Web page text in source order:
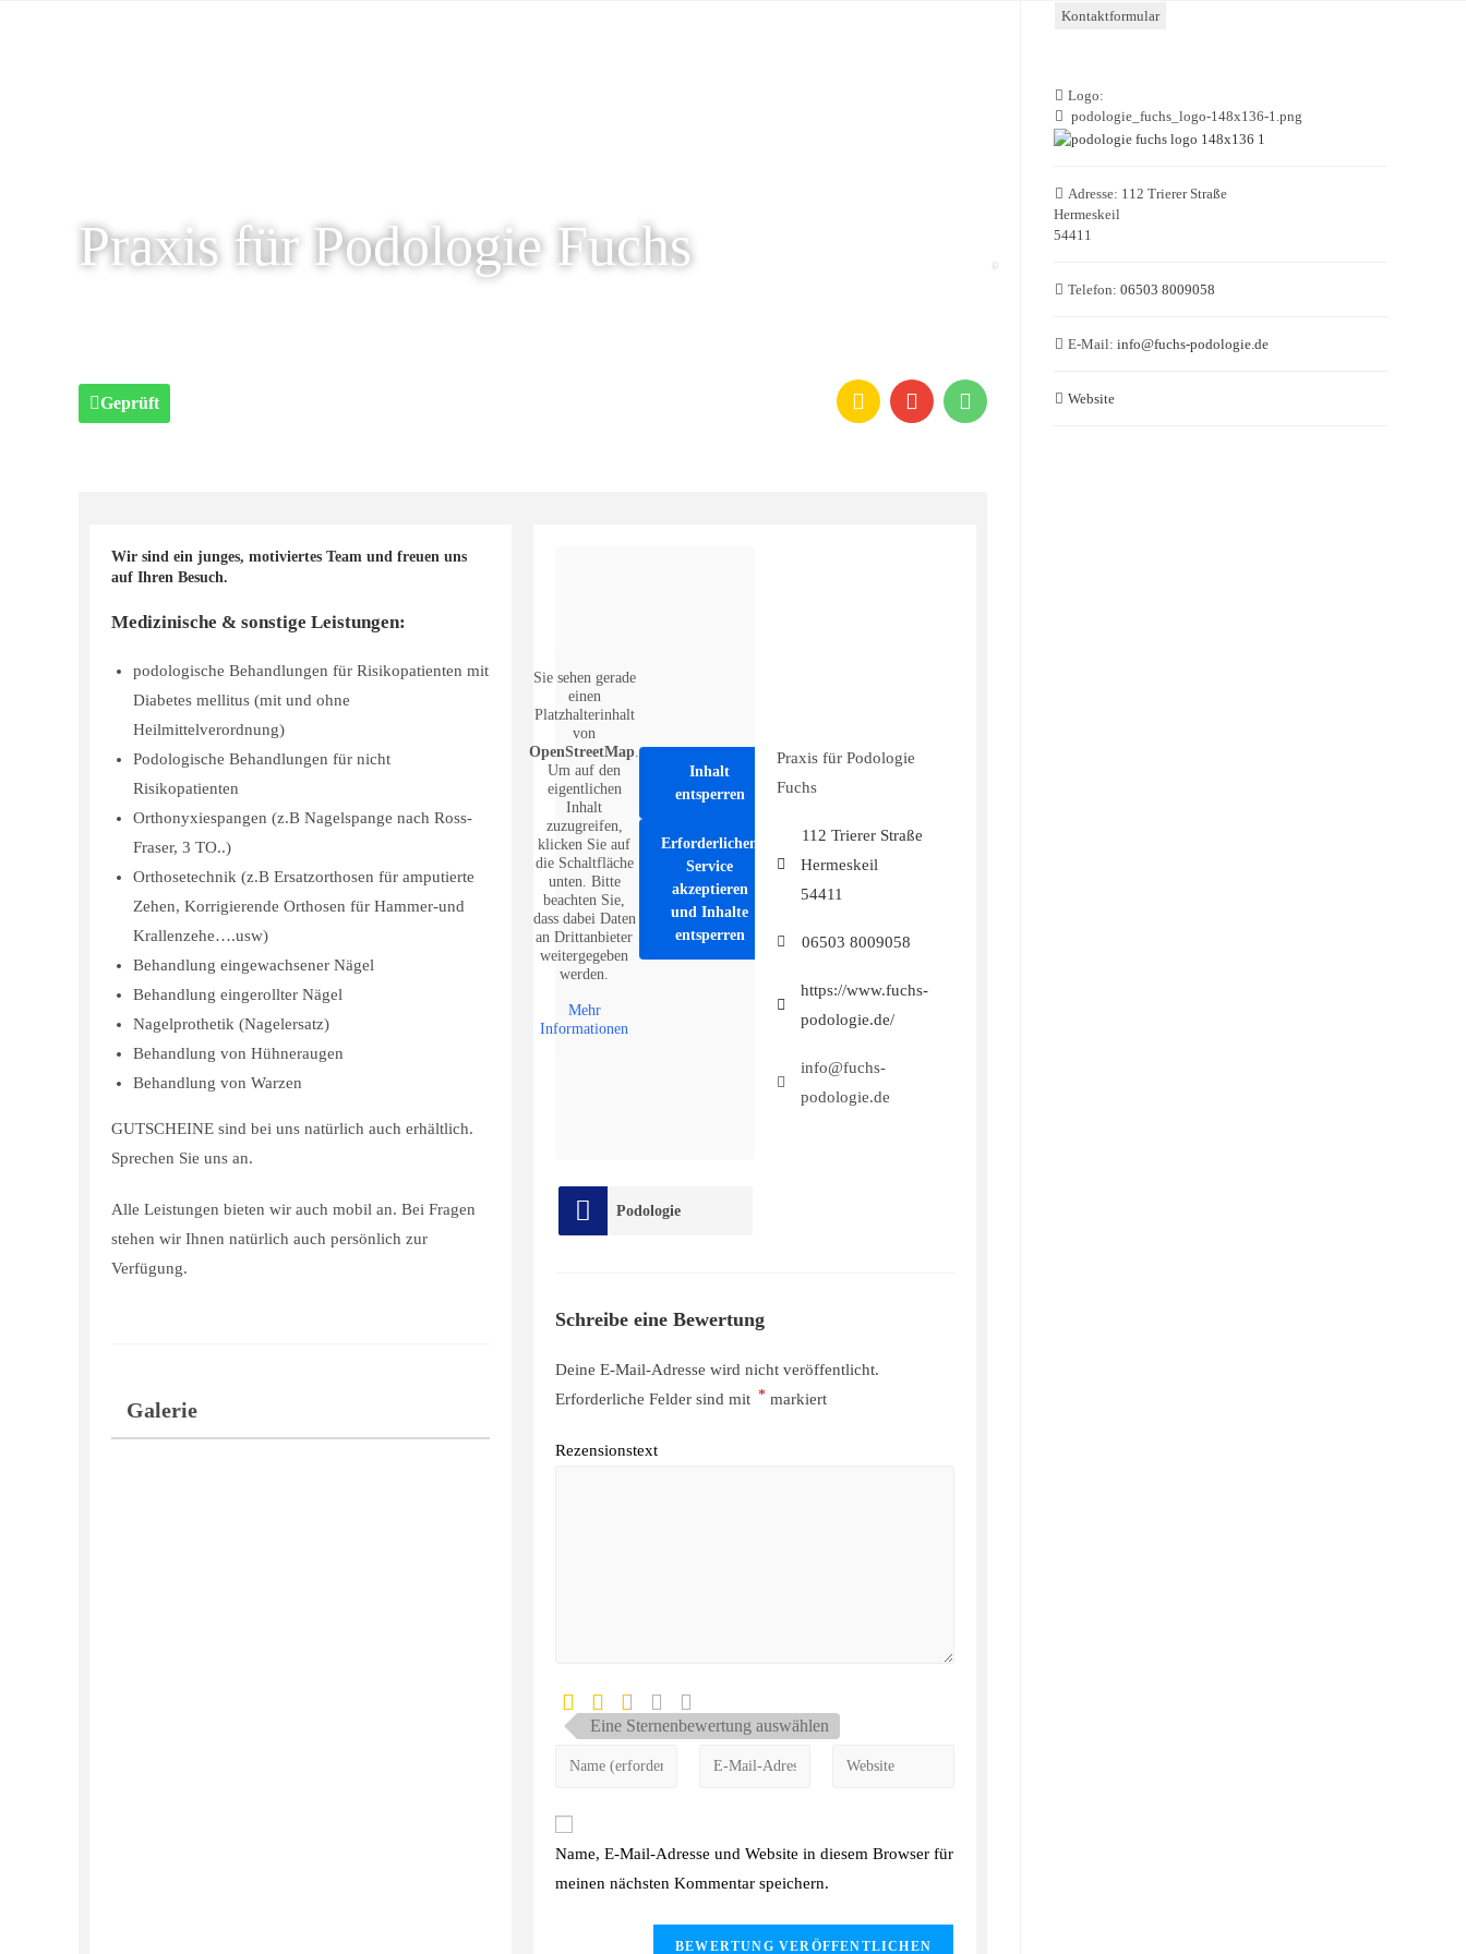
Praxis für Podologie Fuchs
Geprüft
Wir sind ein junges, motiviertes Team und freuen uns
auf Ihren Besuch.
Medizinische & sonstige Leistungen:
podologische Behandlungen für Risikopatienten mit
Diabetes mellitus (mit und ohne
Heilmittelverordnung)
Podologische Behandlungen für nicht
Risikopatienten
Orthonyxiespangen (z.B Nagelspange nach Ross-
Fraser, 3 TO..)
Orthosetechnik (z.B Ersatzorthosen für amputierte
Zehen, Korrigierende Orthosen für Hammer-und
Krallenzehe….usw)
Behandlung eingewachsener Nägel
Behandlung eingerollter Nägel
Nagelprothetik (Nagelersatz)
Behandlung von Hühneraugen
Behandlung von Warzen
GUTSCHEINE sind bei uns natürlich auch erhältlich.
Sprechen Sie uns an.
Alle Leistungen bieten wir auch mobil an. Bei Fragen
stehen wir Ihnen natürlich auch persönlich zur
Verfügung.
Galerie
Sie sehen gerade
einen
Platzhalterinhalt
von
OpenStreetMap.
Um auf den
eigentlichen
Inhalt
zuzugreifen,
klicken Sie auf
die Schaltfläche
unten. Bitte
beachten Sie,
dass dabei Daten
an Drittanbieter
weitergegeben
werden.
Mehr
Informationen
Inhalt
entsperren
Erforderlichen
Service
akzeptieren
und Inhalte
entsperren
Praxis für Podologie
Fuchs
112 Trierer Straße
Hermeskeil
54411
06503 8009058
https://www.fuchs-
podologie.de/
info@fuchs-
podologie.de
Podologie
Schreibe eine Bewertung
Deine E-Mail-Adresse wird nicht veröffentlicht.
Erforderliche Felder sind mit *markiert
Rezensionstext
Eine Sternenbewertung auswählen
Name, E-Mail-Adresse und Website in diesem Browser für
meinen nächsten Kommentar speichern.
Kontaktformular
Logo:
podologie_fuchs_logo-148x136-1.png
Adresse: 112 Trierer Straße
Hermeskeil
54411
Telefon: 06503 8009058
E-Mail: info@fuchs-podologie.de
Website